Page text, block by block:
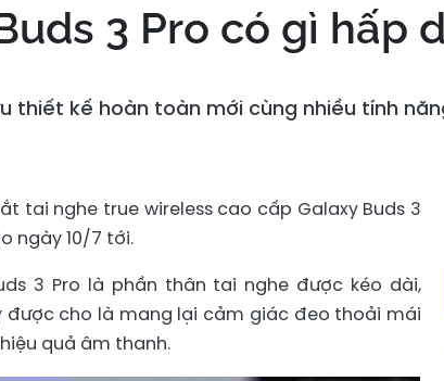
3 Pro có gì hấp
thiết kế hoàn toàn mới cùng nhiều tính
tai nghe true wireless cao cấp Galaxy Buds 3
ngày 10/7 tới.
3 Pro là phần thân tai nghe được kéo dài,
được cho là mang lại cảm giác đeo thoải mái
quả âm thanh.